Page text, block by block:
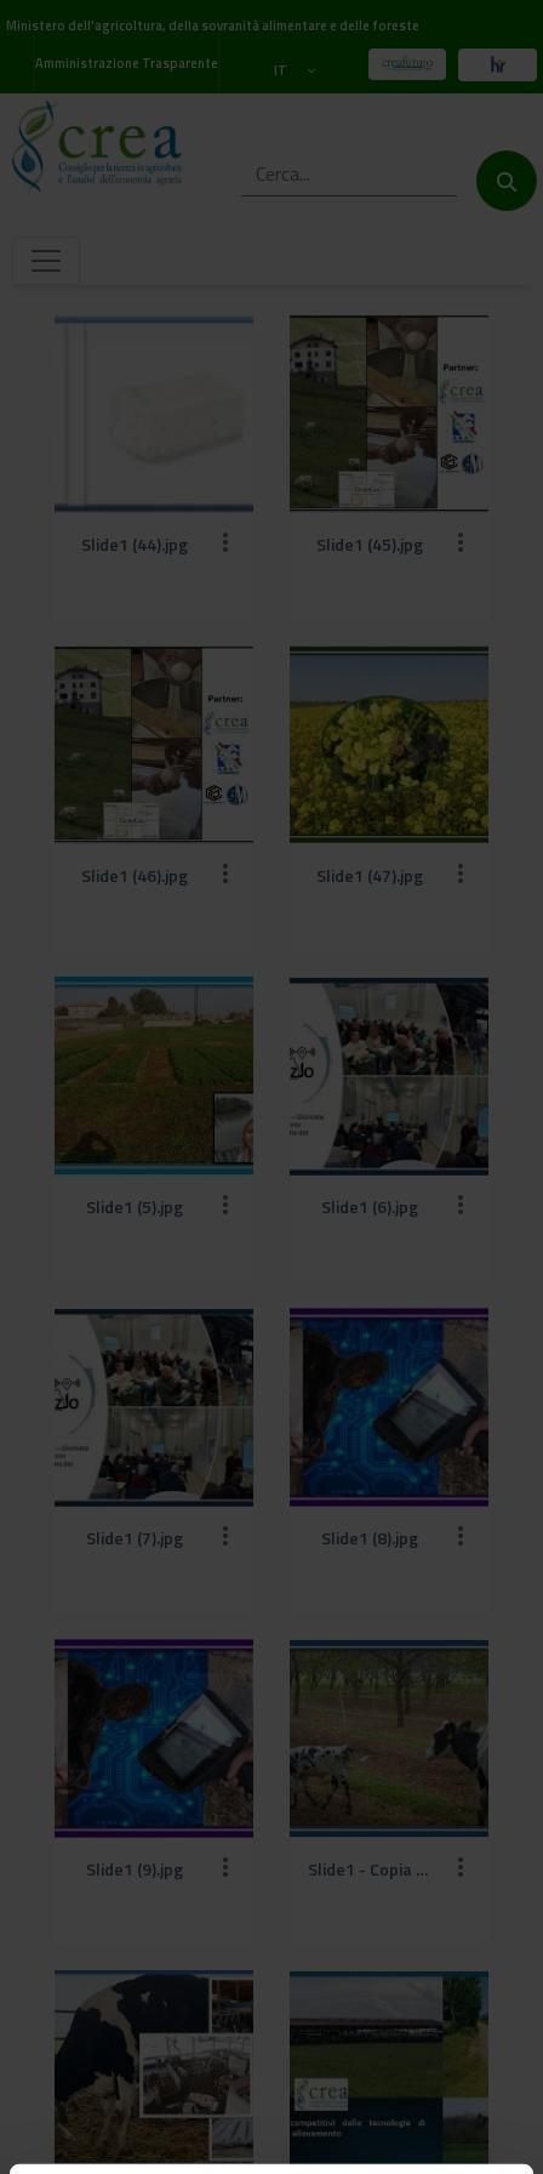
Ministero dell'agricoltura, della sovranità alimentare e delle foreste
Amministrazione Trasparente
IT
Slide1 (44).jpg Slide1 (45).jpg
Slide1 (46).jpg Slide1 (47).jpg
Slide1 (5).jpg Slide1 (6).jpg
Slide1 (7).jpg Slide1 (8).jpg
Slide1 (9).jpg Slide1 - Copia (1).jpg